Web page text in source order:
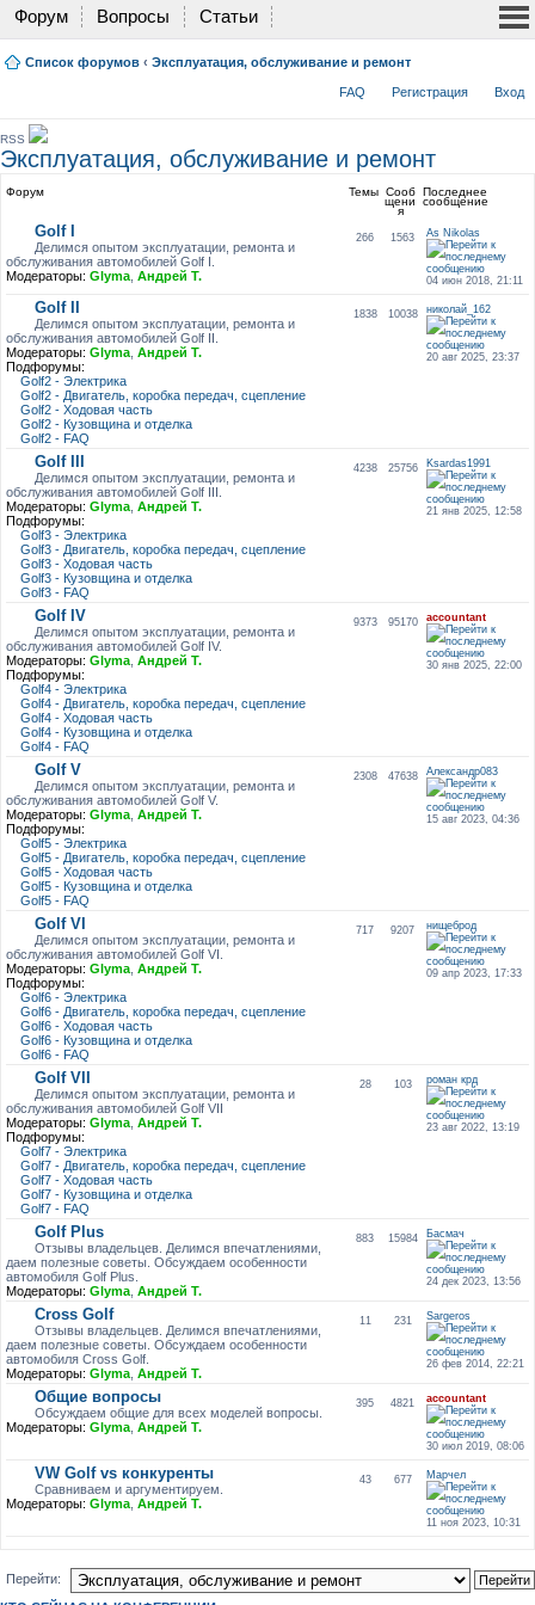
Форум Вопросы Статьи
Список форумов ‹ Эксплуатация, обслуживание и ремонт
FAQ Регистрация Вход
RSS
Эксплуатация, обслуживание и ремонт
Форум Темы Сооб
щени
я
Последнее
сообщение
Golf I
Делимся опытом эксплуатации, ремонта и
обслуживания автомобилей Golf I.
Модераторы: Glyma,Андрей Т.
266 1563 As Nikolas
04 июн 2018, 21:11
Golf II
Делимся опытом эксплуатации, ремонта и
обслуживания автомобилей Golf II.
Модераторы: Glyma,Андрей Т.
Подфорумы:
Golf2 - Электрика
Golf2 - Двигатель, коробка передач, сцепление
Golf2 - Ходовая часть
Golf2 - Кузовщина и отделка
Golf2 - FAQ
1838 10038 николай_162
20 авг 2025, 23:37
Golf III
Делимся опытом эксплуатации, ремонта и
обслуживания автомобилей Golf III.
Модераторы: Glyma,Андрей Т.
Подфорумы:
Golf3 - Электрика
Golf3 - Двигатель, коробка передач, сцепление
Golf3 - Ходовая часть
Golf3 - Кузовщина и отделка
Golf3 - FAQ
4238 25756 Ksardas1991
21 янв 2025, 12:58
Golf IV
Делимся опытом эксплуатации, ремонта и
обслуживания автомобилей Golf IV.
Модераторы: Glyma,Андрей Т.
Подфорумы:
Golf4 - Электрика
Golf4 - Двигатель, коробка передач, сцепление
Golf4 - Ходовая часть
Golf4 - Кузовщина и отделка
Golf4 - FAQ
9373 95170 accountant
30 янв 2025, 22:00
Golf V
Делимся опытом эксплуатации, ремонта и
обслуживания автомобилей Golf V.
Модераторы: Glyma,Андрей Т.
Подфорумы:
Golf5 - Электрика
Golf5 - Двигатель, коробка передач, сцепление
Golf5 - Ходовая часть
Golf5 - Кузовщина и отделка
Golf5 - FAQ
2308 47638 Александр083
15 авг 2023, 04:36
Golf VI
Делимся опытом эксплуатации, ремонта и
обслуживания автомобилей Golf VI.
Модераторы: Glyma,Андрей Т.
Подфорумы:
Golf6 - Электрика
Golf6 - Двигатель, коробка передач, сцепление
Golf6 - Ходовая часть
Golf6 - Кузовщина и отделка
Golf6 - FAQ
717 9207 нищеброд
09 апр 2023, 17:33
Golf VII
Делимся опытом эксплуатации, ремонта и
обслуживания автомобилей Golf VII
Модераторы: Glyma,Андрей Т.
Подфорумы:
Golf7 - Электрика
Golf7 - Двигатель, коробка передач, сцепление
Golf7 - Ходовая часть
Golf7 - Кузовщина и отделка
Golf7 - FAQ
28 103 роман крд
23 авг 2022, 13:19
Golf Plus
Отзывы владельцев. Делимся впечатлениями,
даем полезные советы. Обсуждаем особенности
автомобиля Golf Plus.
Модераторы: Glyma,Андрей Т.
883 15984 Басмач
24 дек 2023, 13:56
Cross Golf
Отзывы владельцев. Делимся впечатлениями,
даем полезные советы. Обсуждаем особенности
автомобиля Cross Golf.
Модераторы: Glyma,Андрей Т.
11 231 Sargeros
26 фев 2014, 22:21
Общие вопросы
Обсуждаем общие для всех моделей вопросы.
Модераторы: Glyma,Андрей Т.
395 4821 accountant
30 июл 2019, 08:06
VW Golf vs конкуренты
Сравниваем и аргументируем.
Модераторы: Glyma,Андрей Т.
43 677 Марчел
11 ноя 2023, 10:31
Перейти: